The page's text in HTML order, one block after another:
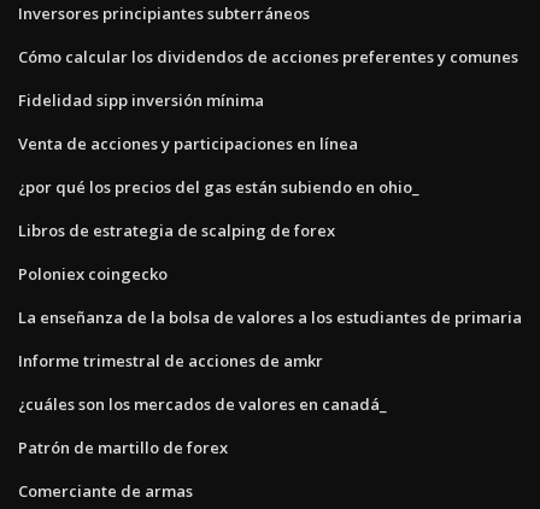
Inversores principiantes subterráneos
Cómo calcular los dividendos de acciones preferentes y comunes
Fidelidad sipp inversión mínima
Venta de acciones y participaciones en línea
¿por qué los precios del gas están subiendo en ohio_
Libros de estrategia de scalping de forex
Poloniex coingecko
La enseñanza de la bolsa de valores a los estudiantes de primaria
Informe trimestral de acciones de amkr
¿cuáles son los mercados de valores en canadá_
Patrón de martillo de forex
Comerciante de armas